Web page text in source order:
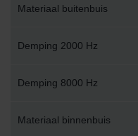
Materiaal buitenbuis
Demping 2000 Hz
Demping 8000 Hz
Materiaal binnenbuis